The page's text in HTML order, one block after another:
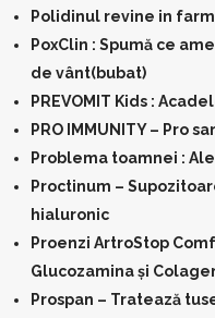
Polidinul revine in
PoxClin : Spumă ce
de vânt(bubat)
PREVOMIT Kids :
PRO IMMUNITY – Pro
Problema toamnei :
Proctinum –
hialuronic
Proenzi ArtroStop
Glucozamina și
Prospan – Tratează